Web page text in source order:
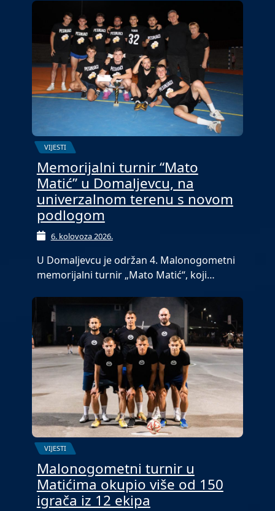
VIJESTI
Memorijalni turnir “Mato
Matić” u Domaljevcu, na
univerzalnom terenu s novom
podlogom
6. kolovoza 2026.
U Domaljevcu je održan 4. Malonogometni
memorijalni turnir „Mato Matić“, koji…
VIJESTI
Malonogometni turnir u
Matićima okupio više od 150
igrača iz 12 ekipa